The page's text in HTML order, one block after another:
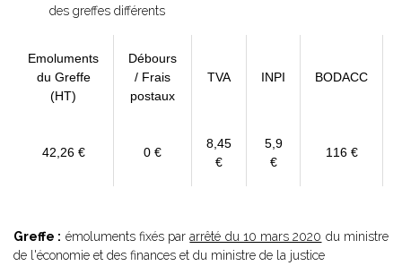
des greffes différents
Emoluments
du Greffe
(HT)
Débours
/ Frais
postaux
TVA INPI BODACC
42,26 € 0 €
8,45
€
5,9
€
116 €
Greffe : émoluments fixés pararrêté du 10 mars 2020 du ministre
de l'économie et des finances et du ministre de la justice